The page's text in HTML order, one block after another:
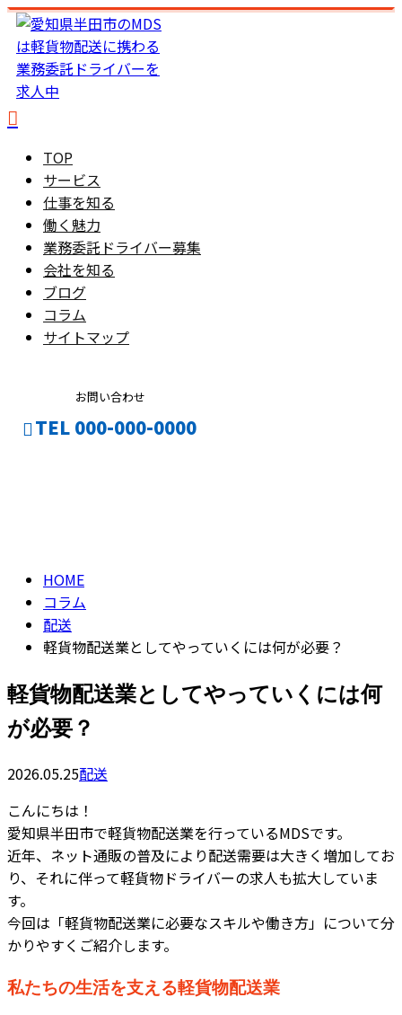
TOP
サービス
仕事を知る
働く魅力
業務委託ドライバー募集
会社を知る
ブログ
コラム
サイトマップ
お問い合わせ
TEL 000-000-0000
HOME
コラム
配送
軽貨物配送業としてやっていくには何が必要？
軽貨物配送業としてやっていくには何
が必要？
2026.05.25配送
こんにちは！
愛知県半田市で軽貨物配送業を行っているMDSです。
近年、ネット通販の普及により配送需要は大きく増加してお
り、それに伴って軽貨物ドライバーの求人も拡大していま
す。
今回は「軽貨物配送業に必要なスキルや働き方」について分
かりやすくご紹介します。
私たちの生活を支える軽貨物配送業